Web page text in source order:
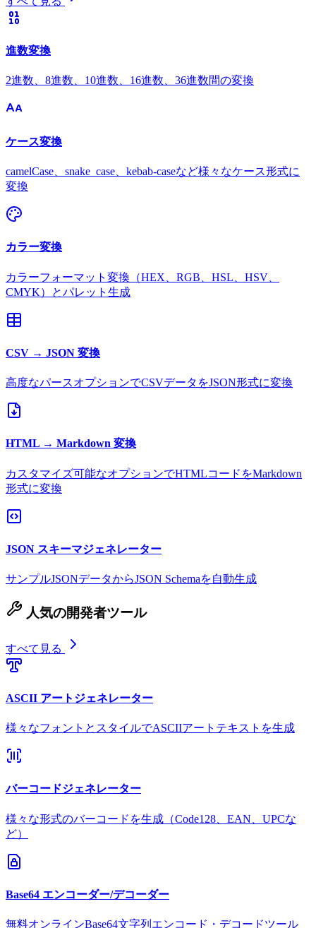
進数変換
2進数、8進数、10進数、16進数、36進数間の変換
ケース変換
camelCase、snake_case、kebab-caseなど様々なケース形式に
変換
カラー変換
カラーフォーマット変換（HEX、RGB、HSL、HSV、
CMYK）とパレット生成
CSV → JSON 変換
高度なパースオプションでCSVデータをJSON形式に変換
HTML → Markdown 変換
カスタマイズ可能なオプションでHTMLコードをMarkdown
形式に変換
JSON スキーマジェネレーター
サンプルJSONデータからJSON Schemaを自動生成
人気の開発者ツール
すべて見る
ASCII アートジェネレーター
様々なフォントとスタイルでASCIIアートテキストを生成
バーコードジェネレーター
様々な形式のバーコードを生成（Code128、EAN、UPCな
ど）
Base64 エンコーダー/デコーダー
無料オンラインBase64文字列エンコード・デコードツール